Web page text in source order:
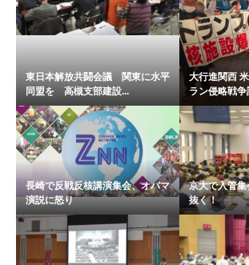
東日本解放共闘会議 関東に水平
同盟を 高槻支部建設...
大行進関西
ラン侵略戦争
長崎で反戦反核講演集会、オバマ
演説に怒り
京大で入管
抜く！